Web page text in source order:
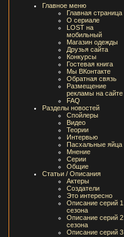
Главное меню
Главная страница
О сериале
LOST на
мобильный
Магазин одежды
Друзья сайта
Конкурсы
Гостевая книга
Мы ВКонтакте
Обратная связь
Размещение
рекламы на сайте
FAQ
Разделы новостей
Спойлеры
Видео
Теории
Интервью
Пасхальные яйца
Мнение
Серии
Общие
Статьи / Описания
Актеры
Создатели
Это интересно
Описание серий 1
сезона
Описание серий 2
сезона
Описание серий 3